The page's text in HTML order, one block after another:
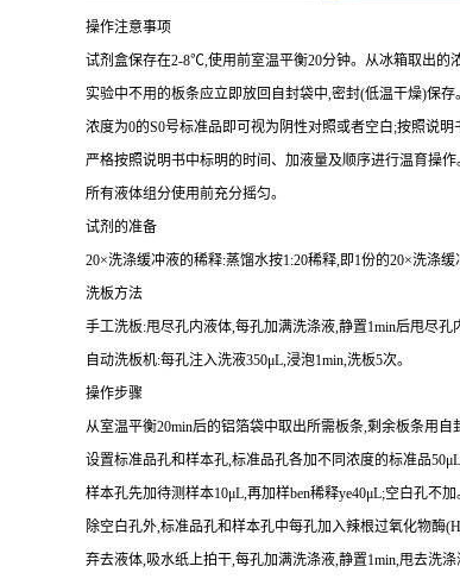
操作注意事项
试剂盒保存在2-8℃,使用前室温平衡20分钟。从冰箱取出的
实验中不用的板条应立即放回自封袋中,密封(低温干燥)保存。
浓度为0的S0号标准品即可视为阴性对照或者空白;按照说明
严格按照说明书中标明的时间、加液量及顺序进行温育操作
所有液体组分使用前充分摇匀。
试剂的准备
20×洗涤缓冲液的稀释:蒸馏水按1:20稀释,即1份的20×洗涤缓
洗板方法
手工洗板:甩尽孔内液体,每孔加满洗涤液,静置1min后甩尽孔
自动洗板机:每孔注入洗液350μL,浸泡1min,洗板5次。
操作步骤
从室温平衡20min后的铝箔袋中取出所需板条,剩余板条用自
设置标准品孔和样本孔,标准品孔各加不同浓度的标准品50μL
样本孔先加待测样本10μL,再加样ben稀释ye40μL;空白孔不加
除空白孔外,标准品孔和样本孔中每孔加入辣根过氧化物酶(
弃去液体,吸水纸上拍干,每孔加满洗涤液,静置1min,甩去洗涤